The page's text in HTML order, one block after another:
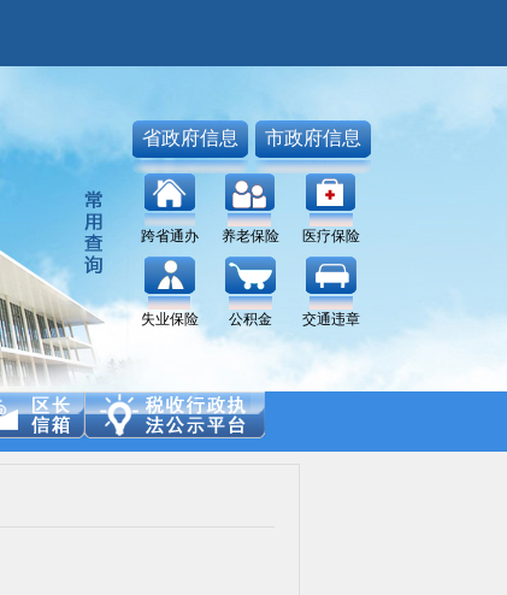
省政府信息 市政府信息
跨省通办 养老保险 医疗保险
失业保险 公积金 交通违章